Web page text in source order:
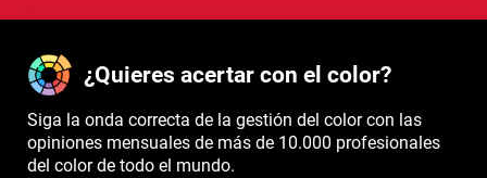
¿Quieres acertar con el color?
Siga la onda correcta de la gestión del color con las
opiniones mensuales de más de 10.000 profesionales
del color de todo el mundo.